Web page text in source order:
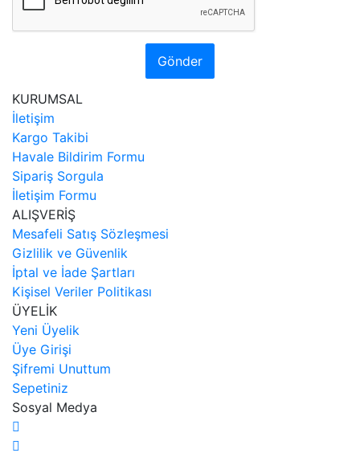
Gönder
KURUMSAL
İletişim
Kargo Takibi
Havale Bildirim Formu
Sipariş Sorgula
İletişim Formu
ALIŞVERİŞ
Mesafeli Satış Sözleşmesi
Gizlilik ve Güvenlik
İptal ve İade Şartları
Kişisel Veriler Politikası
ÜYELİK
Yeni Üyelik
Üye Girişi
Şifremi Unuttum
Sepetiniz
Sosyal Medya